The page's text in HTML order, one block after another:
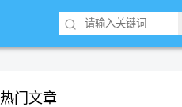
热门文章